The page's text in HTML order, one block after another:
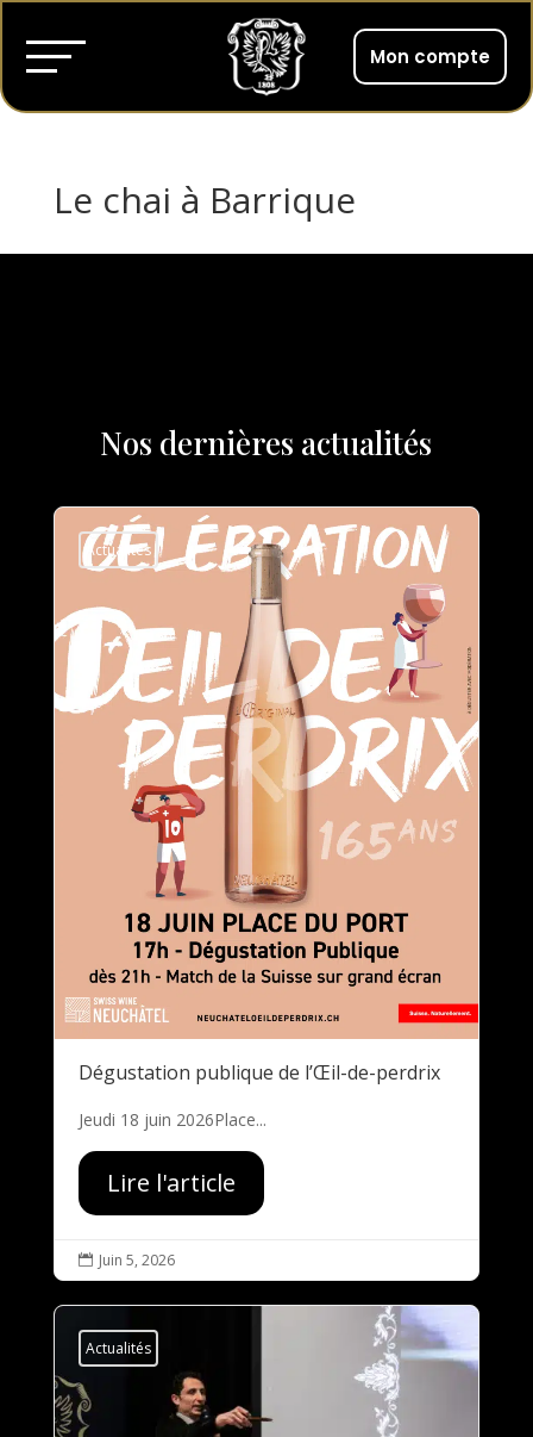
Mon compte
Le chai à Barrique
Nos dernières actualités
Actualités
Dégustation publique de l’Œil-de-perdrix
Jeudi 18 juin 2026Place...
Lire l'article
 Juin 5, 2026
Actualités